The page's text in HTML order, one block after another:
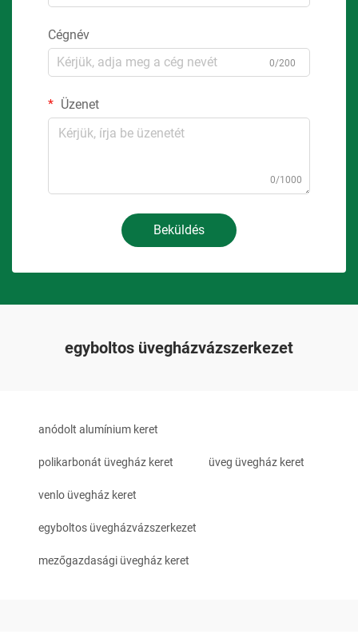
Cégnév
0/200
Üzenet
0/1000
Beküldés
egyboltos üvegházvázszerkezet
anódolt alumínium keret
polikarbonát üvegház keret üveg üvegház keret
venlo üvegház keret
egyboltos üvegházvázszerkezet
mezőgazdasági üvegház keret